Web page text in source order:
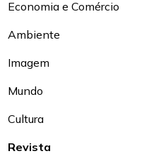
Economia e Comércio
Ambiente
Imagem
Mundo
Cultura
Revista